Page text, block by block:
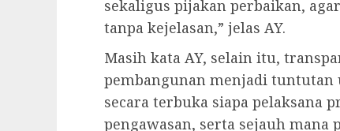
sekaligus pijakan perbaikan,
tanpa kejelasan,” jelas AY.
Masih kata AY, selain itu,
pembangunan menjadi tuntutan
secara terbuka siapa pelaksana
pengawasan, serta sejauh